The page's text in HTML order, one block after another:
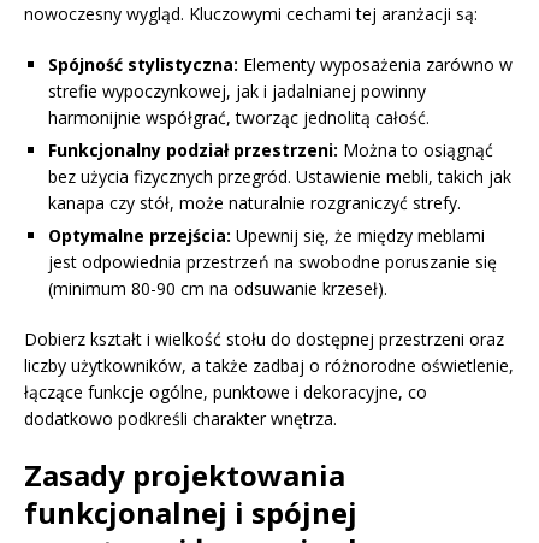
nowoczesny wygląd. Kluczowymi cechami tej aranżacji są:
Spójność stylistyczna: Elementy wyposażenia zarówno w
strefie wypoczynkowej, jak i jadalnianej powinny
harmonijnie współgrać, tworząc jednolitą całość.
Funkcjonalny podział przestrzeni: Można to osiągnąć
bez użycia fizycznych przegród. Ustawienie mebli, takich jak
kanapa czy stół, może naturalnie rozgraniczyć strefy.
Optymalne przejścia: Upewnij się, że między meblami
jest odpowiednia przestrzeń na swobodne poruszanie się
(minimum 80-90 cm na odsuwanie krzeseł).
Dobierz kształt i wielkość stołu do dostępnej przestrzeni oraz
liczby użytkowników, a także zadbaj o różnorodne oświetlenie,
łączące funkcje ogólne, punktowe i dekoracyjne, co
dodatkowo podkreśli charakter wnętrza.
Zasady projektowania
funkcjonalnej i spójnej